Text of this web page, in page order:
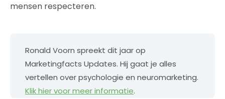
mensen respecteren.
Ronald Voorn spreekt dit jaar op
Marketingfacts Updates. Hij gaat je alles
vertellen over psychologie en neuromarketing.
Klik hier voor meer informatie.